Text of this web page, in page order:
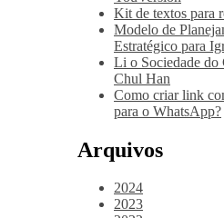
Kit de textos para
Modelo de
Estratégico para
Li o Sociedade do
Chul Han
Como criar link
para o WhatsApp?
Arquivos
2024
2023